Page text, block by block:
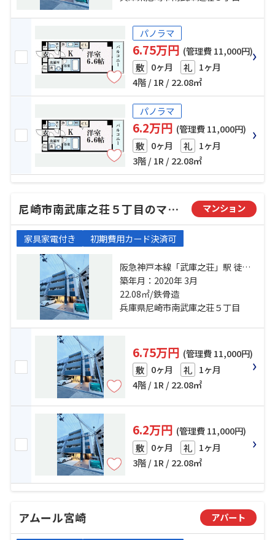
パノラマ
6.75万円 (管理費 11,000円)
敷 0ヶ月 礼 1ヶ月
4階 / 1R / 22.08㎡
パノラマ
6.2万円 (管理費 11,000円)
敷 0ヶ月 礼 1ヶ月
3階 / 1R / 22.08㎡
尼崎市南武庫之荘５丁目のマンション マンション
家具家電付き 初期費用カード決済可
阪急神戸本線「武庫之荘」駅 徒歩8
分 東海道本線「立花」駅 徒歩25分
東海道本線「甲子園口」駅 徒歩25
分
築年月：2020年 3月
22.08㎡/鉄骨造
兵庫県尼崎市南武庫之荘５丁目
6.75万円 (管理費 11,000円)
敷 0ヶ月 礼 1ヶ月
4階 / 1R / 22.08㎡
6.2万円 (管理費 11,000円)
敷 0ヶ月 礼 1ヶ月
3階 / 1R / 22.08㎡
アムール宮崎 アパート